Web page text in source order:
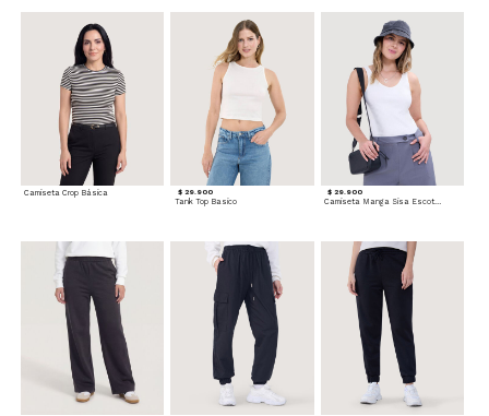
Camiseta Crop Básica $ 29.900
Tank Top Basico
$ 29.900
Camiseta Manga Sisa Escotada